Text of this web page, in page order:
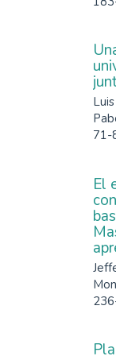
71-
El